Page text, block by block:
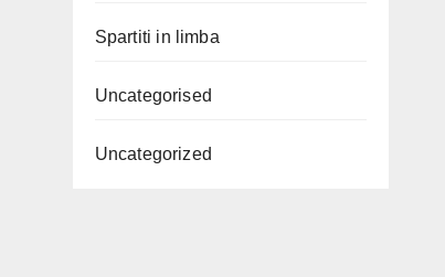
Spartiti in limba
Uncategorised
Uncategorized